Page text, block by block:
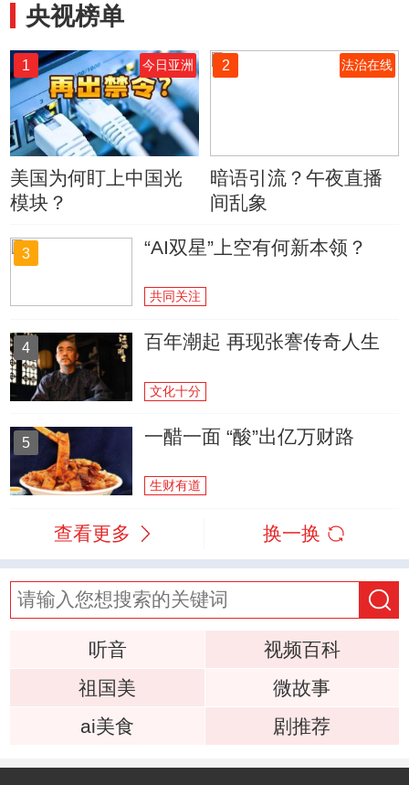
央视榜单
1 今日亚洲
美国为何盯上中国光
模块？
2 法治在线
暗语引流？午夜直播
间乱象
3 “AI双星”上空有何新本领？
共同关注
4 百年潮起 再现张謇传奇人生
文化十分
5 一醋一面 “酸”出亿万财路
生财有道
查看更多 换一换
听音
视频百科
祖国美
微故事
ai美食
剧推荐